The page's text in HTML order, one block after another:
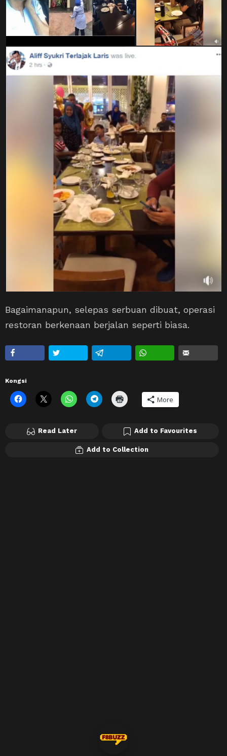
Bagaimanapun, selepas serbuan dibuat, operasi
restoran berkenaan berjalan seperti biasa.
Kongsi
More
Read Later Add to Favourites
Add to Collection